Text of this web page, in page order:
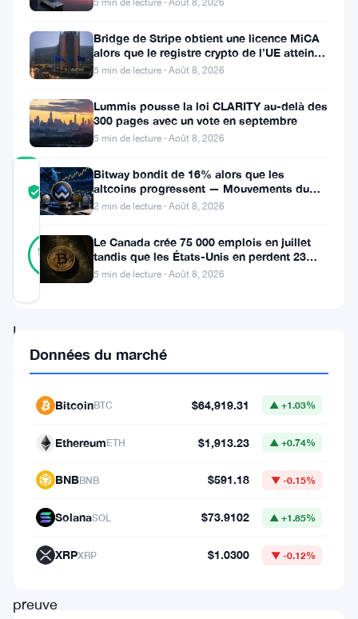
COMMUNITY
TRUST
SCORE
Vérifié
93%
RÉEL
Vérifié
votes
Mis à jour 3 ans il y a
Le
bitcoin
crypto-
monnaie
monde,
preuve
5 min de lecture · Août 8, 2026
Bridge de Stripe obtient une licence MiCA
alors que le registre crypto de l’UE atteint
324 prestataires
5 min de lecture · Août 8, 2026
Lummis pousse la loi CLARITY au-delà des
300 pages avec un vote en septembre
5 min de lecture · Août 8, 2026
Bitway bondit de 16% alors que les
altcoins progressent — Mouvements du
jour 8 août
2 min de lecture · Août 8, 2026
Le Canada crée 75 000 emplois en juillet
tandis que les États-Unis en perdent 23
000, Bitcoin reste à 65K
5 min de lecture · Août 8, 2026
Données du marché
BitcoinBTC $64,919.31 ▲ +1.03%
EthereumETH $1,913.23 ▲ +0.74%
BNBBNB $591.18 ▼ -0.15%
SolanaSOL $73.9102 ▲ +1.85%
XRPXRP $1.0300 ▼ -0.12%